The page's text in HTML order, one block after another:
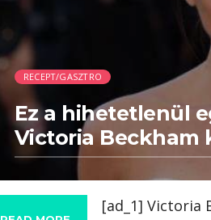
RECEPT/GASZTRO
Ez a hihetetlenül
Victoria Beckham
[ad_1] Victoria